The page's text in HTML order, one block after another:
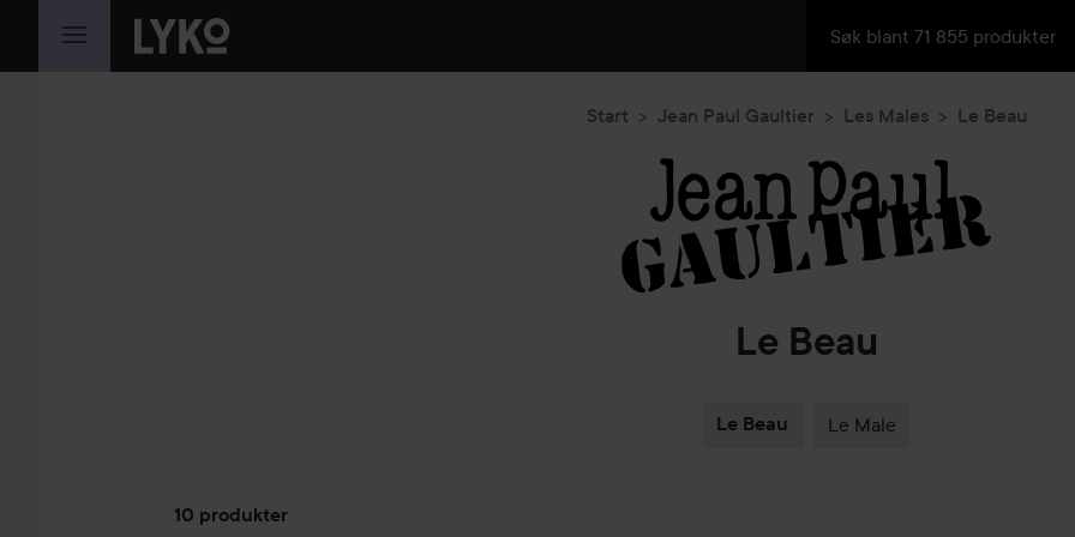
GÅ TIL INNHOLD
Start Jean Paul Gaultier Les Males Le Beau
Le Beau
Le Beau Le Male
10 produkter